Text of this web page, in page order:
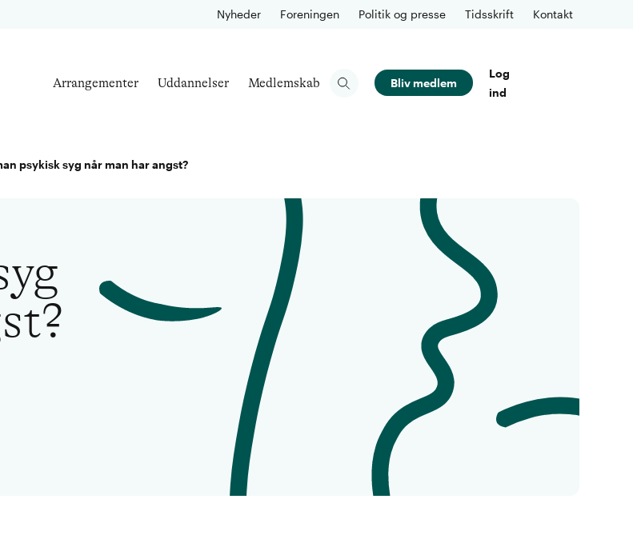
Nyheder Foreningen Politik og presse Tidsskrift Kontakt
Arrangementer Uddannelser Medlemskab Bliv medlem
Log
ind
psykisk syg når man har angst?